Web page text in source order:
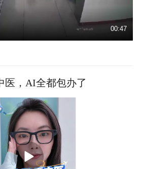
00:47
医，AI全都包办了